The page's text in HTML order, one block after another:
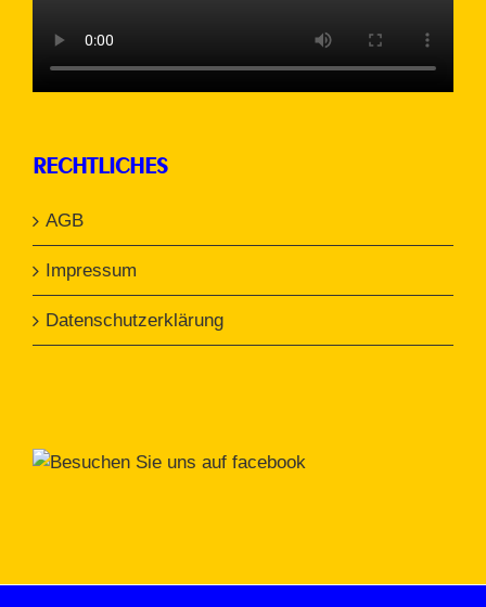
RECHTLICHES
AGB
Impressum
Datenschutzerklärung